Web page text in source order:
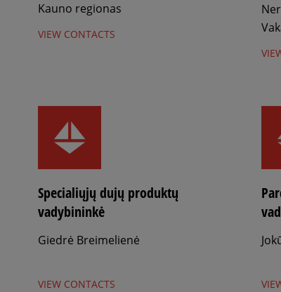
Kauno regionas
VIEW CONTACTS
Specialiųjų dujų produktų
vadybininkė
Giedrė Breimelienė
VIEW CONTACTS